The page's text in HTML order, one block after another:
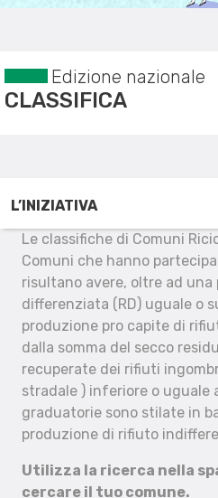
Edizione nazionale
CLASSIFICA
L’INIZIATIVA
Le classifiche di Comuni
Comuni che hanno
risultano avere, oltre ad
differenziata (RD) uguale o
produzione pro capite di
dalla somma del secco
recuperate dei rifiuti
stradale ) inferiore o uguale
graduatorie sono stilate in
produzione di rifiuto
Utilizza la ricerca nella
cercare il tuo comune.